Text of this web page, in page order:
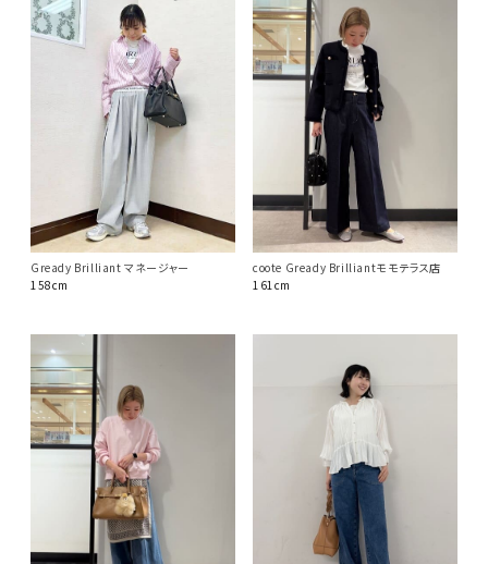
Gready Brilliant マネージャー
158cm
coote Gready Brilliantモモテラス店
161cm